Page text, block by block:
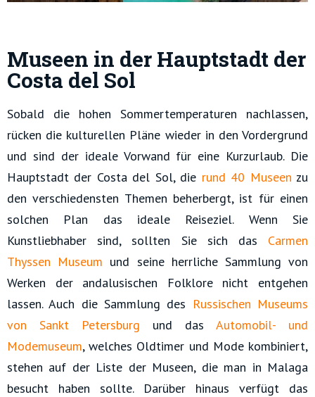
Museen in der Hauptstadt der
Costa del Sol
Sobald die hohen Sommertemperaturen nachlassen,
rücken die kulturellen Pläne wieder in den Vordergrund
und sind der ideale Vorwand für eine Kurzurlaub. Die
Hauptstadt der Costa del Sol, die rund 40 Museen zu
den verschiedensten Themen beherbergt, ist für einen
solchen Plan das ideale Reiseziel. Wenn Sie
Kunstliebhaber sind, sollten Sie sich das Carmen
Thyssen Museum und seine herrliche Sammlung von
Werken der andalusischen Folklore nicht entgehen
lassen. Auch die Sammlung des Russischen Museums
von Sankt Petersburg und das Automobil- und
Modemuseum, welches Oldtimer und Mode kombiniert,
stehen auf der Liste der Museen, die man in Malaga
besucht haben sollte. Darüber hinaus verfügt das